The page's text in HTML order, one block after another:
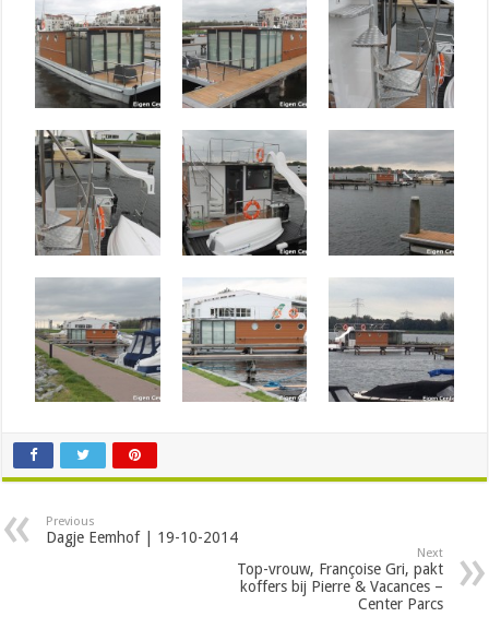
Previous
Dagje Eemhof | 19-10-2014
Next
Top-vrouw, Françoise Gri, pakt
koffers bij Pierre & Vacances –
Center Parcs